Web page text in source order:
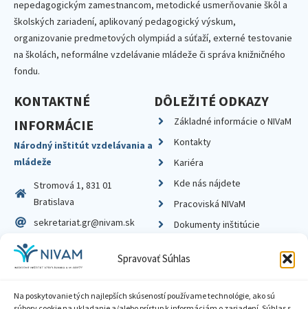
Spravovať Súhlas
Na poskytovanie tých najlepších skúseností používame technológie, ako sú
nepedagogickým zamestnancom, metodické usmerňovanie škôl a
školských zariadení, aplikovaný pedagogický výskum,
organizovanie predmetových olympiád a súťaží, externé testovanie
na školách, neformálne vzdelávanie mládeže či správa knižničného
fondu.
KONTAKTNÉ
INFORMÁCIE
Národný inštitút vzdelávania a
mládeže
Stromová 1, 831 01
Bratislava
sekretariat.gr@nivam.sk
IČO: 00164348
DIČ: 2020798714
DÔLEŽITÉ ODKAZY
Základné informácie o NIVaM
Kontakty
Kariéra
Kde nás nájdete
Pracoviská NIVaM
Dokumenty inštitúcie